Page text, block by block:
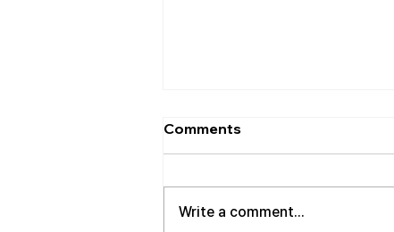
[2026.08.02] 교회 소식
• 성만찬 오늘 예배중에 있습니다.
의회 모임 8월 11일 화요일 오전 11
Comments
Write a comment...